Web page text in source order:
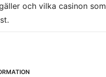
och vilka casinon som